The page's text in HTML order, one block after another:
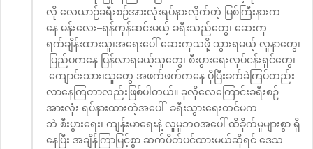
လို လေယာဉ်ခရီးစဉ်အားလုံးရပ်နားလိုက်တဲ့ မြစ်ကြီးနားက
နေ မန်းလေး–ရန်ကုန်ဆင်းမယ့် ခရီးသည်တွေ၊ ဆေးကု
ရက်ချိန်းထားသူ၊အရေးပေါ် ဆေးကုသဖို့ သွားရမယ့် လူနာတွေ၊
ပြည်ပကနေ ပြန်လာရမယ့်သူတွေ၊ စီးပွားရေးလုပ်ငန်းရှင်တွေ၊
ကျောင်းသား၊သူတွေ အဖက်ဖက်ကနေ ပိုပြီးခက်ခဲကြပ်တည်း
လာနေကြတာလည်းဖြစ်ပါတယ်။ ခုလိုလေကြောင်းခရီးစဉ်
အားလုံး ရပ်နားထားတဲ့အပေါ် ခရီးသွားရေးတင်မက
ဘဲ စီးပွားရေး၊ ကျန်းမာရေးနဲ့ လူမှုဘဝအပေါ် ထိခိုက်မှုများစွာ ရှိ
နေပြီး အချိန်ကြာမြင့်စွာ ဆက်ပိတ်ပင်ထားမယ်ဆိုရင် ဒေသ